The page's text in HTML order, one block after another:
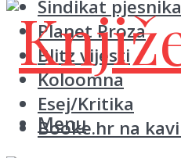
Sindikat pjesnika
Planet Proza
Blitz vijesti
Koloomna
Esej/Kritika
Booke.hr na
Menu